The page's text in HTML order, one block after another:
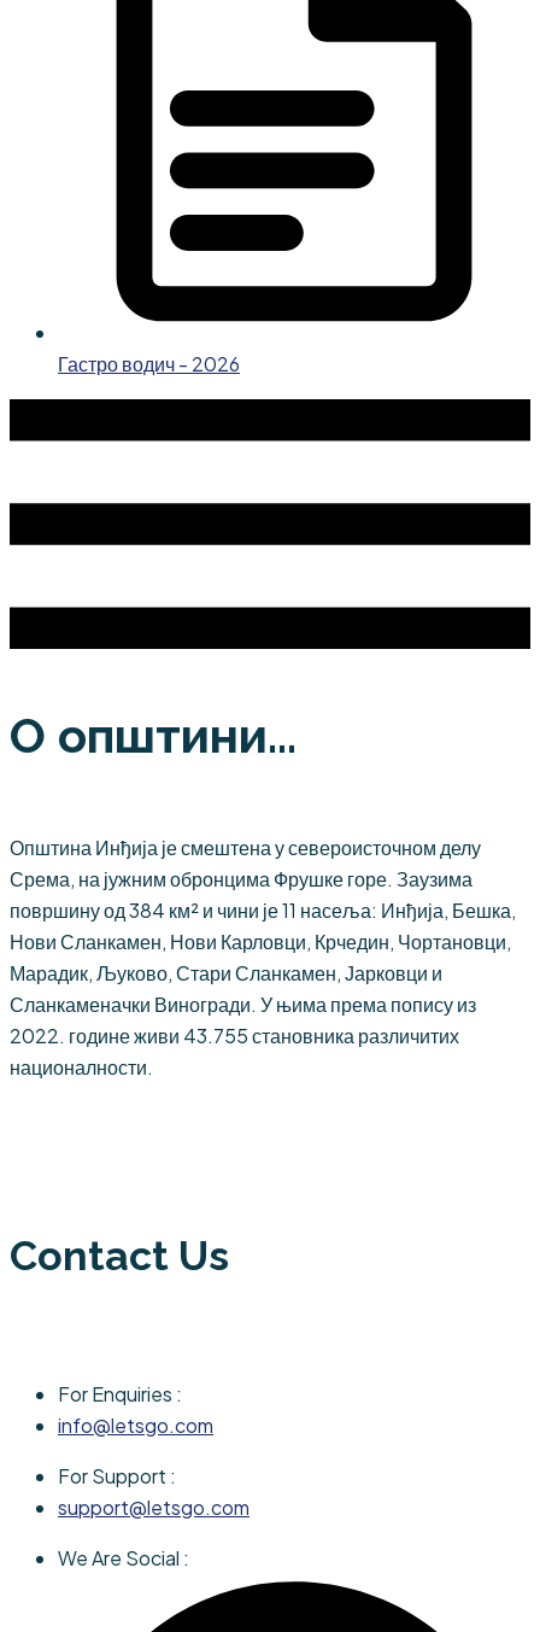
Гастро водич - 2026
О општини...
Општина Инђија је смештена у североисточном делу
Срема, на јужним обронцима Фрушке горе. Заузима
површину од 384 км² и чини је 11 насеља: Инђија, Бешка,
Нови Сланкамен, Нови Карловци, Крчедин, Чортановци,
Марадик, Љуково, Стари Сланкамен, Јарковци и
Сланкаменачки Виногради. У њима према попису из
2022. године живи 43.755 становника различитих
националности.
Contact Us
For Enquiries :
info@letsgo.com
For Support :
support@letsgo.com
We Are Social :